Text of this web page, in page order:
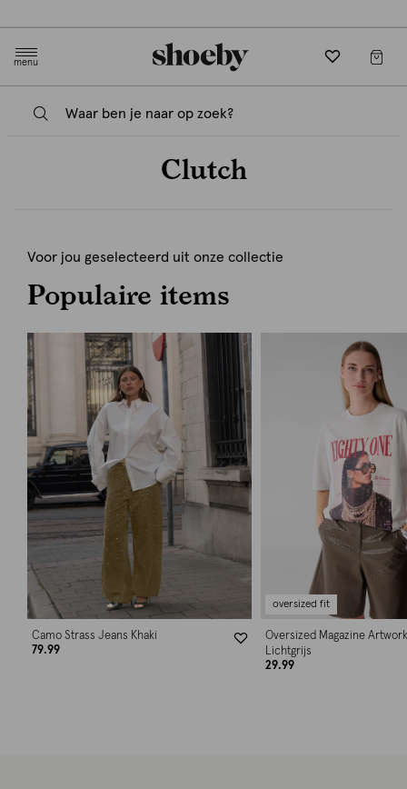
menu
Clutch
Voor jou geselecteerd uit onze collectie
Populaire items
Camo Strass Jeans Khaki
79.99
oversized fit
Oversized Magazine
Lichtgrijs
29.99